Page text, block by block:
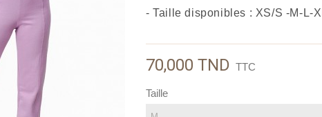
- Taille disponibles : XS/S -M-L-
70,000 TND TTC
Taille